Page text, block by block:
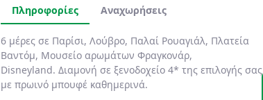
Πληροφορίες Αναχωρήσεις
6 μέρες σε Παρίσι, Λούβρο, Παλαί Ρουαγιάλ, Πλατεία
Βαντόμ, Μουσείο αρωμάτων Φραγκονάρ,
Disneyland. Διαμονή σε ξενοδοχείo 4* της επιλογής σας
με πρωινό μπουφέ καθημερινά.